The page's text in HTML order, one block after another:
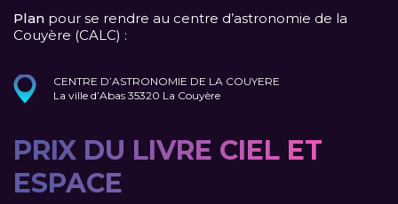
Plan pour se rendre au centre d’astronomie de la
Couyère (CALC) :
CENTRE D’ASTRONOMIE DE LA COUYERE
La ville d’Abas 35320 La Couyère
PRIX DU LIVRE CIEL ET
ESPACE